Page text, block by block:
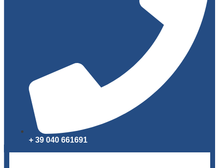
+ 39 040 661691